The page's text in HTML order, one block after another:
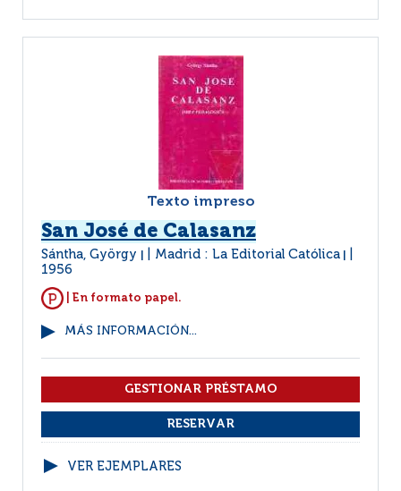
Texto impreso
San José de Calasanz
Sántha, György Madrid : La Editorial Católica
1956
| En formato papel.
MÁS INFORMACIÓN...
VER EJEMPLARES